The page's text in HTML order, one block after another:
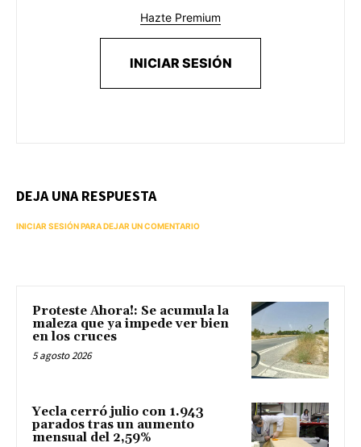
Hazte Premium
INICIAR SESIÓN
DEJA UNA RESPUESTA
INICIAR SESIÓN PARA DEJAR UN COMENTARIO
Proteste Ahora!: Se acumula la
maleza que ya impede ver bien
en los cruces
5 agosto 2026
Yecla cerró julio con 1.943
parados tras un aumento
mensual del 2,59%